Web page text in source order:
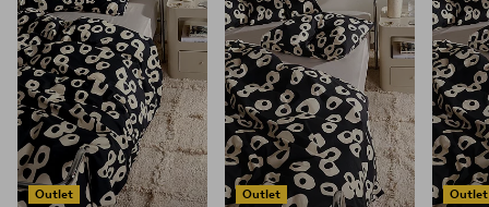
Outlet Outlet Outlet